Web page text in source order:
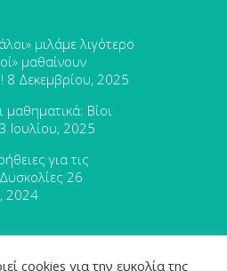
μιλάμε λιγότερο
μαθαίνουν
8 Δεκεμβρίου, 2025
μαθηματικά: Βίοι
3 Ιουλίου, 2025
για τις
26
2024
cookies για την ευκολία της